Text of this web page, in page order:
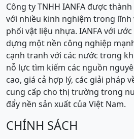
Công ty TNHH IANFA được
với nhiều kinh nghiệm trong lĩnh
phối vật liệu nhựa. IANFA với
dựng một nền công nghiệp
cạnh tranh với các nước trong
nỗ lực tìm kiếm các nguồn
cao, giá cả hợp lý, các giải pháp
cung cấp cho thị trường trong
đẩy nền sản xuất của Việt Nam.
CHÍNH SÁCH